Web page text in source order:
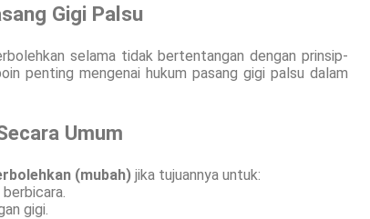
Gigi Palsu
selama tidak bertentangan dengan prinsip-
penting mengenai hukum pasang gigi palsu dalam
Umum
(mubah) jika tujuannya untuk:
gigi.